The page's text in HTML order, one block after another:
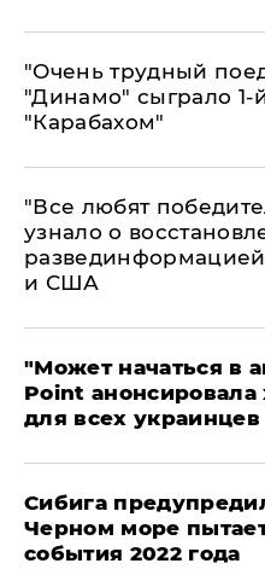
"Очень трудный
"Динамо" сыграло 1-
"Карабахом"
​"Все любят
узнало о
и США
"Может начаться в
Point
для всех украинцев
Сибига
Черном море
события 2022 года